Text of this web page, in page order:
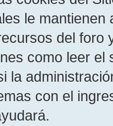
le
del foro
como leer el
la
con el